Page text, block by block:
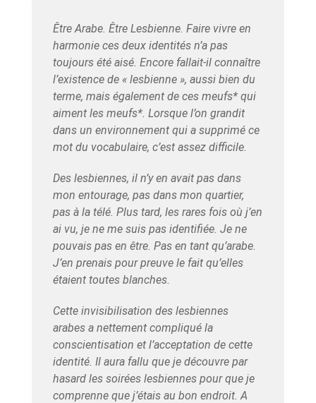
Être Arabe. Être Lesbienne. Faire vivre en
harmonie ces deux identités n’a pas
toujours été aisé. Encore fallait-il connaître
l’existence de « lesbienne », aussi bien du
terme, mais également de ces meufs* qui
aiment les meufs*. Lorsque l’on grandit
dans un environnement qui a supprimé ce
mot du vocabulaire, c’est assez difficile.
Des lesbiennes, il n’y en avait pas dans
mon entourage, pas dans mon quartier,
pas à la télé. Plus tard, les rares fois où j’en
ai vu, je ne me suis pas identifiée. Je ne
pouvais pas en être. Pas en tant qu’arabe.
J’en prenais pour preuve le fait qu’elles
étaient toutes blanches.
Cette invisibilisation des lesbiennes
arabes a nettement compliqué la
conscientisation et l’acceptation de cette
identité. Il aura fallu que je découvre par
hasard les soirées lesbiennes pour que je
comprenne que j’étais au bon endroit. A